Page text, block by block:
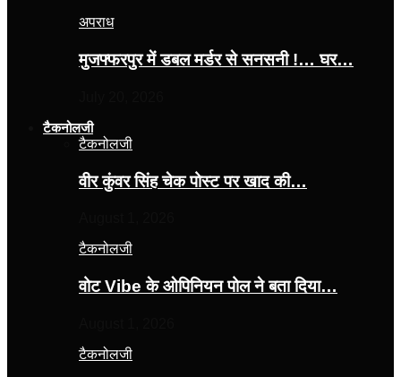
अपराध
मुजफ्फरपुर में डबल मर्डर से सनसनी !… घर…
टैकनोलजी
टैकनोलजी
वीर कुंवर सिंह चेक पोस्ट पर खाद की…
टैकनोलजी
वोट Vibe के ओपिनियन पोल ने बता दिया…
टैकनोलजी